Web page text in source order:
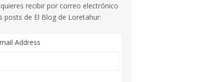
recibir por correo electrónico
posts de El Blog de Loretahur:
Address